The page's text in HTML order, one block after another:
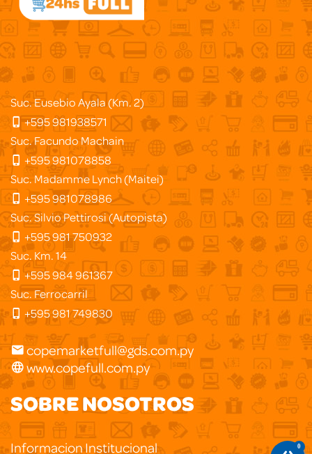
Suc. Eusebio Ayala (Km. 2)
+595 981938571
Suc. Facundo Machain
+595 981078858
Suc. Madamme Lynch (Maitei)
+595 981078986
Suc. Silvio Pettirosi (Autopista)
+595 981 750932
Suc. Km. 14
+595 984 961367
Suc. Ferrocarril
+595 981 749830
copemarketfull@gds.com.py
www.copefull.com.py
SOBRE NOSOTROS
Informacion Institucional
0